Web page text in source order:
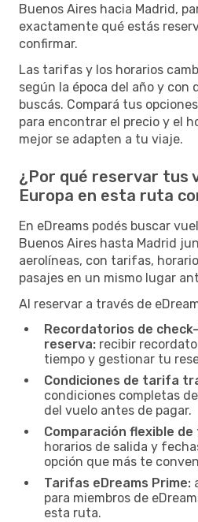
Buenos Aires hacia Madrid,
exactamente qué estás
confirmar.
Las tarifas y los horarios
según la época del año y con
buscás. Compará tus
para encontrar el precio y el
mejor se adapten a tu viaje.
¿Por qué reservar tus
Europa en esta ruta
En eDreams podés buscar
Buenos Aires hasta Madrid
aerolíneas, con tarifas,
pasajes en un mismo lugar
Al reservar a través de
Recordatorios de
reserva: recibir
tiempo y gestionar tu
Condiciones de tarifa
condiciones completas
del vuelo antes de pagar.
Comparación flexible
horarios de salida y
opción que más te
Tarifas eDreams Prime:
para miembros de
esta ruta.